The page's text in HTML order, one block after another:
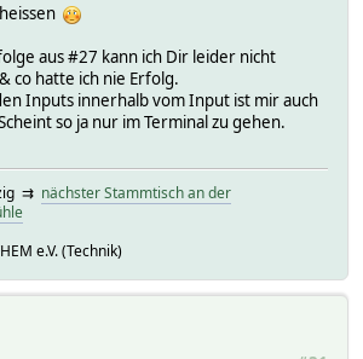
aus #27 kann ich Dir leider nicht
co hatte ich nie Erfolg.
Inputs innerhalb vom Input ist mir auch
so ja nur im Terminal zu gehen.
⇉ nächster Stammtisch an der
e.V. (Technik)